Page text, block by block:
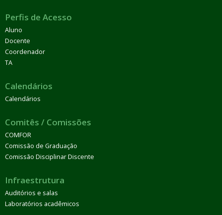
Perfis de Acesso
Aluno
Docente
Coordenador
TA
Calendários
Calendários
Comitês / Comissões
COMFOR
Comissão de Graduação
Comissão Disciplinar Discente
Infraestrutura
Auditórios e salas
Laboratórios acadêmicos